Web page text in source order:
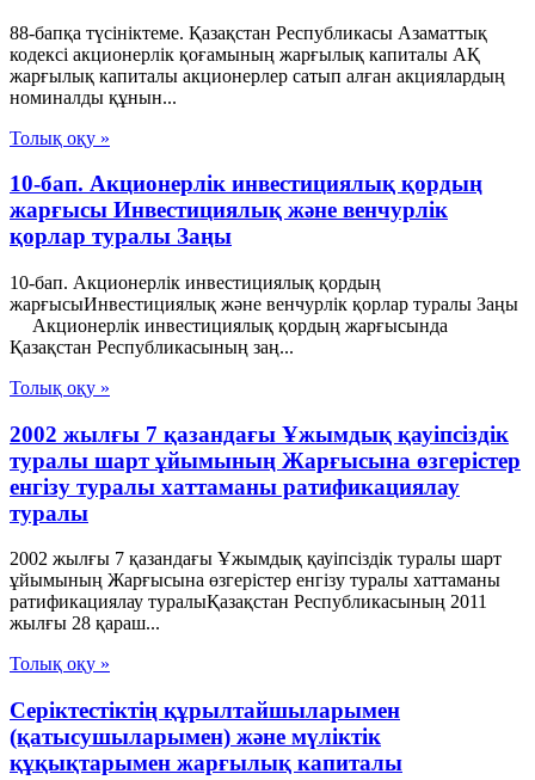
88-бапқа түсініктеме. Қазақстан Республикасы Азаматтық
кодексі акционерлік қоғамының жарғылық капиталы АҚ
жарғылық капиталы акционерлер сатып алған акциялардың
номиналды құнын...
Толық оқу »
10-бап. Акционерлiк инвестициялық қордың
жарғысы Инвестициялық және венчурлік
қорлар туралы Заңы
10-бап. Акционерлiк инвестициялық қордың
жарғысыИнвестициялық және венчурлік қорлар туралы Заңы
Акционерлiк инвестициялық қордың жарғысында
Қазақстан Республикасының заң...
Толық оқу »
2002 жылғы 7 қазандағы Ұжымдық қауіпсіздік
туралы шарт ұйымының Жарғысына өзгерістер
енгізу туралы хаттаманы ратификациялау
туралы
2002 жылғы 7 қазандағы Ұжымдық қауіпсіздік туралы шарт
ұйымының Жарғысына өзгерістер енгізу туралы хаттаманы
ратификациялау туралыҚазақстан Республикасының 2011
жылғы 28 қараш...
Толық оқу »
Серіктестіктің құрылтайшыларымен
(қатысушыларымен) және мүліктік
құқықтарымен жарғылық капиталы